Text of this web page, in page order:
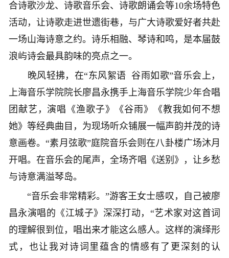
合诗歌沙龙、诗歌音乐会、诗歌朗诵会等10余场特色
活动，让诗歌走进世遗街巷，与广大诗歌爱好者共赴
一场山海诗意之约。诗乐相融、琴诗和鸣，是本届鼓
浪屿诗会最具韵味的亮点之一。
晚风轻拂，在“东风絮语 谷雨如歌”音乐会上，
上海音乐学院院长廖昌永携手上海音乐学院少年合唱
团献艺，演唱《渔歌子》《谷雨》《教我如何不想
她》等经典曲目，为现场听众铺展一幅声韵并茂的诗
意画卷。“素月弦歌”庭院音乐会则在八卦楼广场沐月
开唱。在音乐会的尾声，全场齐唱《送别》，让乡愁
与诗意满溢琴岛。
“音乐会非常精彩。”游客王女士感叹，自己被廖
昌永演唱的《江城子》深深打动，“艺术家对这首词
的理解很到位，唱出来才能这么感人。这样的演绎形
式，也让我对诗词里蕴含的情感有了更深刻的认